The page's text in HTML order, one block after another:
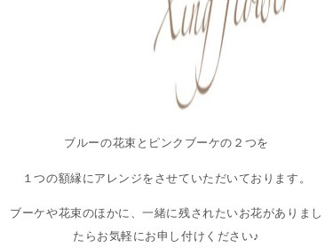
ブルーの花束とピンクブーケの２つを
１つの額縁にアレンジをさせていただいております。
ブーケや花束のほかに、一緒に残されたいお花がありまし
たらお気軽にお申し付けください♪